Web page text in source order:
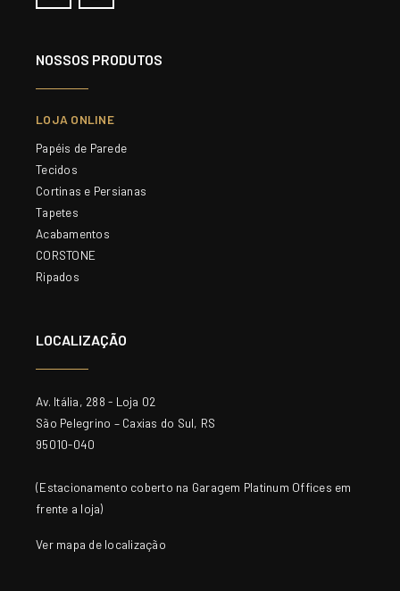
NOSSOS PRODUTOS
LOJA ONLINE
Papéis de Parede
Tecidos
Cortinas e Persianas
Tapetes
Acabamentos
CORSTONE
Ripados
LOCALIZAÇÃO
Av. Itália, 288 - Loja 02
São Pelegrino – Caxias do Sul, RS
95010-040
(Estacionamento coberto na Garagem Platinum Offices em
frente a loja)
Ver mapa de localização